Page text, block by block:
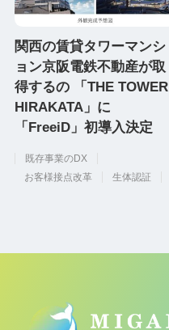
関西の賃貸タワーマンシ
ョン京阪電鉄不動産が取
得するの 「THE TOWER
HIRAKATA」に
「FreeiD」初導入決定
既存事業のDX
お客様接点改革
生体認証